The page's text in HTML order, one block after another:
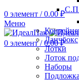
0 элемент / 0.00₽
Меню
0 элемент / 0.00₽
Ланчбокс
Лотки
Лоток
Наборы